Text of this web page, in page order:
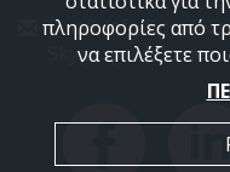
Email:
Skype: profelmnet
πληροφορίες από
να επιλέξετε